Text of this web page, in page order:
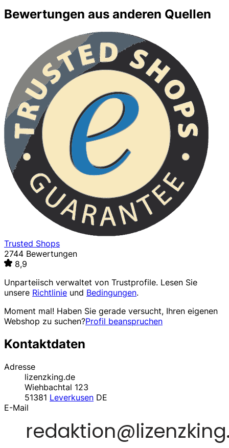
Bewertungen aus anderen Quellen
Trusted Shops
2744 Bewertungen
8,9
Unparteiisch verwaltet von Trustprofile. Lesen Sie
unsere Richtlinie und Bedingungen.
Moment mal! Haben Sie gerade versucht, Ihren eigenen
Webshop zu suchen?Profil beanspruchen
Kontaktdaten
Adresse
lizenzking.de
Wiehbachtal 123
51381 Leverkusen DE
E-Mail